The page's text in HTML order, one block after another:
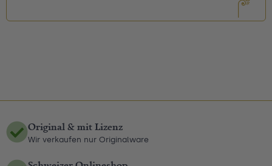
Original & mit Lizenz
Wir verkaufen nur Originalware